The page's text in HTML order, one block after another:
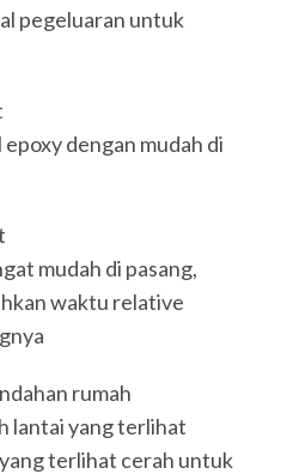
pegeluaran untuk
dengan mudah di
mudah di pasang,
waktu relative
rumah
lantai yang terlihat
terlihat cerah untuk